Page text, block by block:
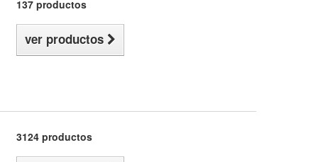
137 productos
ver productos
3124 productos